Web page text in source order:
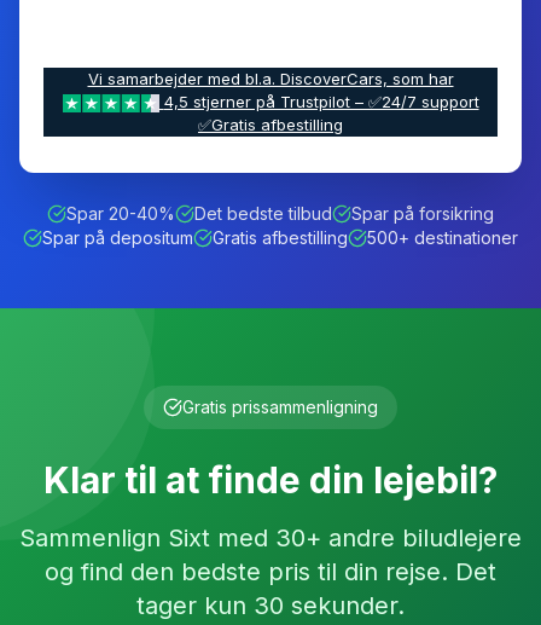
Vi samarbejder med bl.a. DiscoverCars, som har
4,5 stjerner på Trustpilot – ✅24/7 support
✅Gratis afbestilling
Spar 20-40% Det bedste tilbud
Spar på forsikring
Spar på depositum
Gratis afbestilling 500+ destinationer
Gratis prissammenligning
Klar til at finde din lejebil?
Sammenlign Sixt med 30+ andre biludlejere
og find den bedste pris til din rejse. Det
tager kun 30 sekunder.